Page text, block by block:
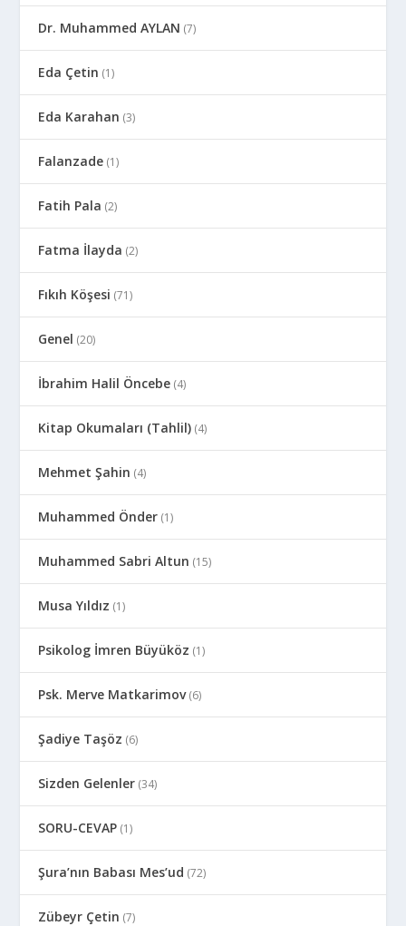
Dr. Muhammed AYLAN (7)
Eda Çetin (1)
Eda Karahan (3)
Falanzade (1)
Fatih Pala (2)
Fatma İlayda (2)
Fıkıh Köşesi (71)
Genel (20)
İbrahim Halil Öncebe (4)
Kitap Okumaları (Tahlil) (4)
Mehmet Şahin (4)
Muhammed Önder (1)
Muhammed Sabri Altun (15)
Musa Yıldız (1)
Psikolog İmren Büyüköz (1)
Psk. Merve Matkarimov(6)
Şadiye Taşöz (6)
Sizden Gelenler (34)
SORU-CEVAP (1)
Şura’nın Babası Mes’ud (72)
Zübeyr Çetin (7)